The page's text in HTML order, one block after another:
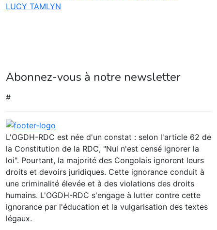
LUCY TAMLYN
Abonnez-vous à notre newsletter
#
L'OGDH-RDC est née d'un constat : selon l'article 62 de
la Constitution de la RDC, "Nul n'est censé ignorer la
loi". Pourtant, la majorité des Congolais ignorent leurs
droits et devoirs juridiques. Cette ignorance conduit à
une criminalité élevée et à des violations des droits
humains. L'OGDH-RDC s'engage à lutter contre cette
ignorance par l'éducation et la vulgarisation des textes
légaux.